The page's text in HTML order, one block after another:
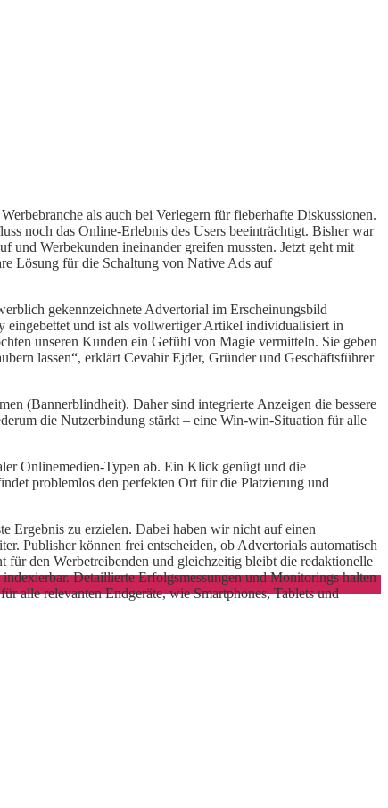
als auch bei Verlegern für fieberhafte Diskussionen.
noch das Online-Erlebnis des Users beeinträchtigt. Bisher war
und Werbekunden ineinander greifen mussten. Jetzt geht mit
Lösung für die Schaltung von Native Ads auf
gekennzeichnete Advertorial im Erscheinungsbild
eingebettet und ist als vollwertiger Artikel individualisiert in
unseren Kunden ein Gefühl von Magie vermitteln. Sie geben
lassen“, erklärt Cevahir Ejder, Gründer und Geschäftsführer
(Bannerblindheit). Daher sind integrierte Anzeigen die bessere
die Nutzerbindung stärkt – eine Win-win-Situation für alle
Onlinemedien-Typen ab. Ein Klick genügt und die
problemlos den perfekten Ort für die Platzierung und
Ergebnis zu erzielen. Dabei haben wir nicht auf einen
Publisher können frei entscheiden, ob Advertorials automatisch
für den Werbetreibenden und gleichzeitig bleibt die redaktionelle
Detaillierte Erfolgsmessungen und Monitorings halten
alle relevanten Endgeräte, wie Smartphones, Tablets und